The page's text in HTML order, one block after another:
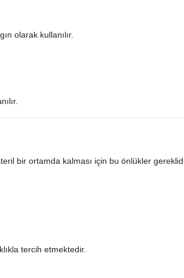
olarak kullanılır.
bir ortamda kalması için bu önlükler
tercih etmektedir.